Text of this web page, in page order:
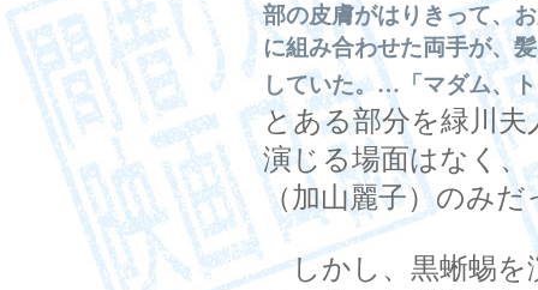
部の皮膚がはりきって、
に組み合わせた両手が、
していた。…「マダム、
とある部分を緑川夫
演じる場面はなく
（加山麗子）のみだ
しかし、黒蜥蜴を